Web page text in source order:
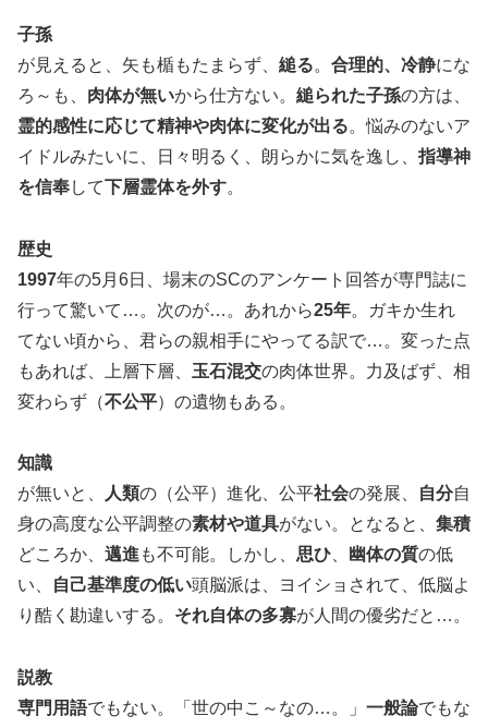
子孫
が見えると、矢も楯もたまらず、 縋る。 合理的、冷静にな
ろ～も、 肉体が無いから仕方ない。 縋られた子孫の方は、
霊的感性に応じて精神や肉体に変化が出る。悩みのないア
イドルみたいに、日々明るく、朗らかに気を逸し、 指導神
を信奉して下層霊体を外す。
歴史
1997年の5月6日、場末のSCのアンケート回答が専門誌に
行って驚いて…。次のが…。あれから25年。ガキか生れ
てない頃から、君らの親相手にやってる訳で…。変った点
もあれば、上層下層、 玉石混交の肉体世界。力及ばず、相
変わらず（不公平）の遺物もある。
知識
が無いと、
人類の（公平）進化、公平社会の発展、 自分自
身の高度な公平調整の素材や道具がない。となると、 集積
どころか、 邁進 も不可能。しかし、 思ひ 幽体の質の低
い、
自己基準度の低い頭脳派は、ヨイショされて、低脳よ
り酷く勘違いする。 それ自体の多寡が人間の優劣だと…。
説教
専門用語でもない。「世の中こ～なの…。」 一般論でもな